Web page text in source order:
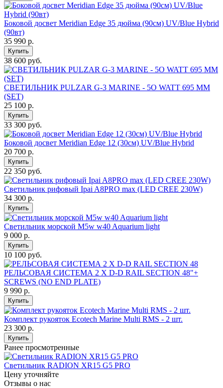
Боковой досвет Meridian Edge 35 дюйма (90см) UV/Blue Hybrid
(90вт)
35 990 р.
Купить
38 600 руб.
СВЕТИЛЬНИК PULZAR G-3 MARINE - 5O WATT 695 MM
(SET)
25 100 р.
Купить
33 300 руб.
Боковой досвет Meridian Edge 12 (30см) UV/Blue Hybrid
20 700 р.
Купить
22 350 руб.
Светильник рифовый Ipai A8PRO max (LED CREE 230W)
34 300 р.
Купить
Светильник морской M5w w40 Aquarium light
9 000 р.
Купить
10 100 руб.
РЕЛЬСОВАЯ СИСТЕМА 2 X D-D RAIL SECTION 48"+
SCREWS (NO END PLATE)
9 990 р.
Купить
Комплект рукояток Ecotech Marine Multi RMS - 2 шт.
23 300 р.
Купить
Ранее просмотренные
Светильник RADION XR15 G5 PRO
Цену уточняйте
Отзывы о нас